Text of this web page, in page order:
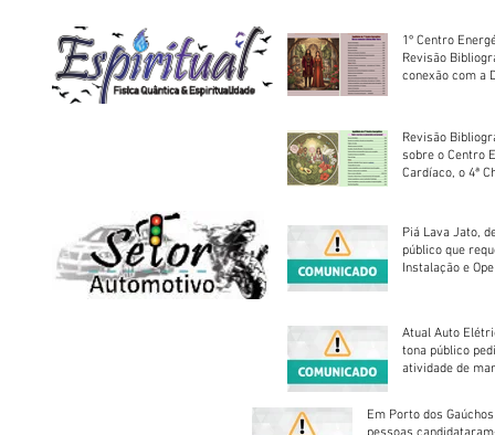
1º Centro
Revisão
conexão com a
Revisão
sobre o Centro
Cardíaco, o 4ª
Piá Lava Jato,
público que
Instalação e
Atual Auto
tona público
atividade de
Em Porto dos